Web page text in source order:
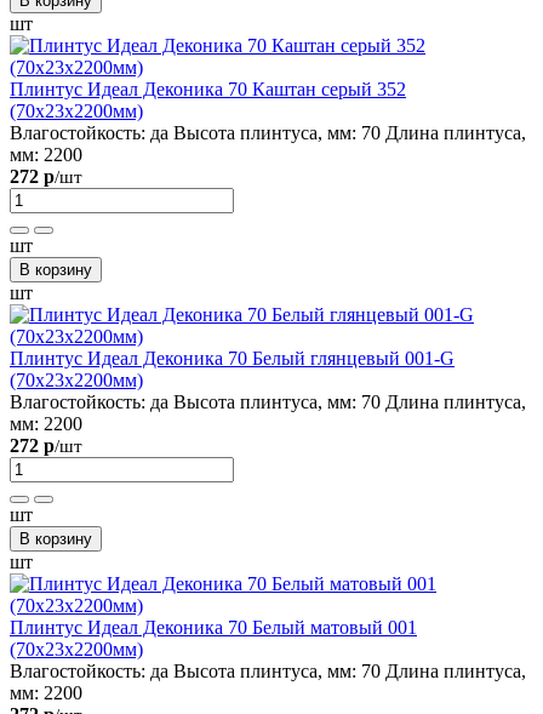
шт
Плинтус Идеал Деконика 70 Каштан серый 352
(70х23х2200мм)
Влагостойкость: да Высота плинтуса, мм: 70 Длина плинтуса,
мм: 2200
272 р/шт
шт
В корзину
шт
Плинтус Идеал Деконика 70 Белый глянцевый 001-G
(70х23х2200мм)
Влагостойкость: да Высота плинтуса, мм: 70 Длина плинтуса,
мм: 2200
272 р/шт
шт
В корзину
шт
Плинтус Идеал Деконика 70 Белый матовый 001
(70х23х2200мм)
Влагостойкость: да Высота плинтуса, мм: 70 Длина плинтуса,
мм: 2200